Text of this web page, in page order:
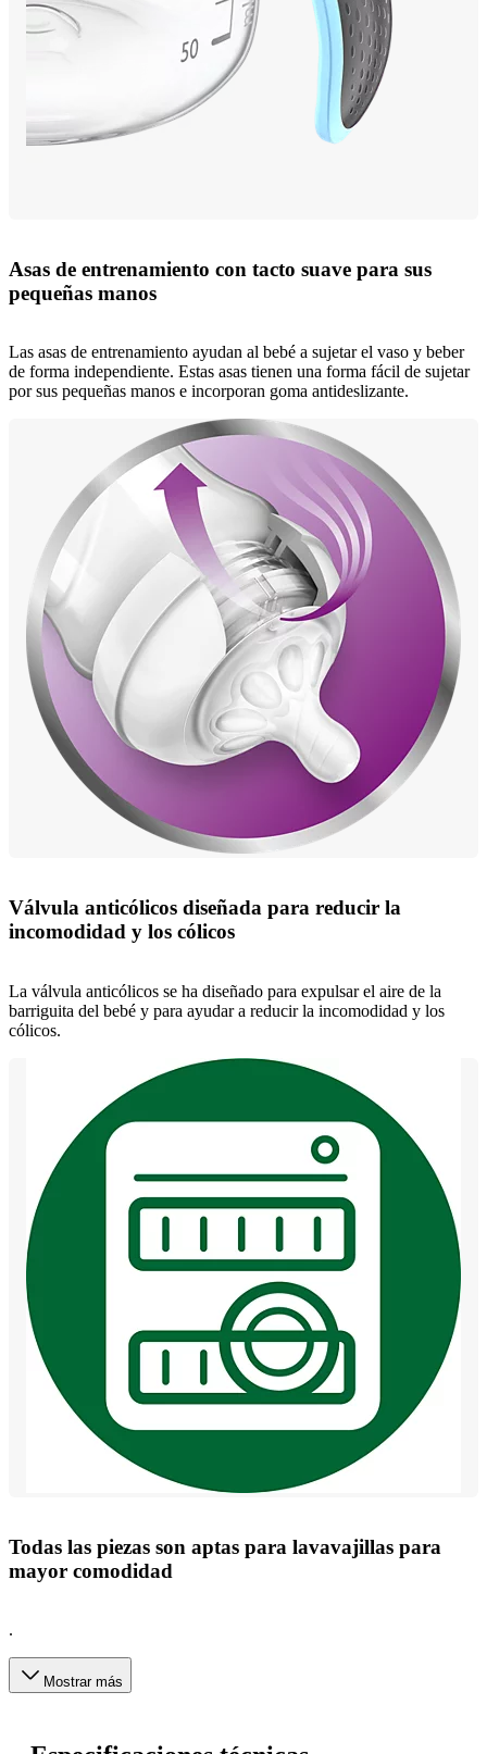
Asas de entrenamiento con tacto suave para sus
pequeñas manos
Las asas de entrenamiento ayudan al bebé a sujetar el vaso y beber
de forma independiente. Estas asas tienen una forma fácil de sujetar
por sus pequeñas manos e incorporan goma antideslizante.
Válvula anticólicos diseñada para reducir la
incomodidad y los cólicos
La válvula anticólicos se ha diseñado para expulsar el aire de la
barriguita del bebé y para ayudar a reducir la incomodidad y los
cólicos.
Todas las piezas son aptas para lavavajillas para
mayor comodidad
.
Mostrar más